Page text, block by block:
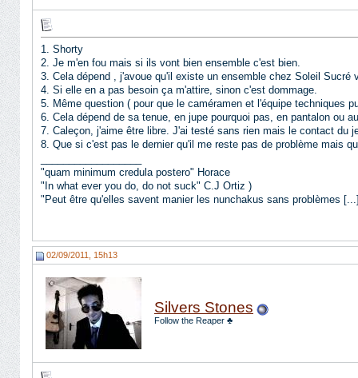
1. Shorty
2. Je m'en fou mais si ils vont bien ensemble c'est bien.
3. Cela dépend , j'avoue qu'il existe un ensemble chez Soleil
4. Si elle en a pas besoin ça m'attire, sinon c'est dommage.
5. Même question ( pour que le caméramen et l'équipe techniques
6. Cela dépend de sa tenue, en jupe pourquoi pas, en pantalon ou
7. Caleçon, j'aime être libre. J'ai testé sans rien mais le contact du
8. Que si c'est pas le dernier qu'il me reste pas de problème mais
"quam minimum credula postero" Horace
"In what ever you do, do not suck" C.J Ortiz )
"Peut être qu'elles savent manier les nunchakus sans problèmes
02/09/2011, 15h13
Silvers Stones
Follow the Reaper ♣